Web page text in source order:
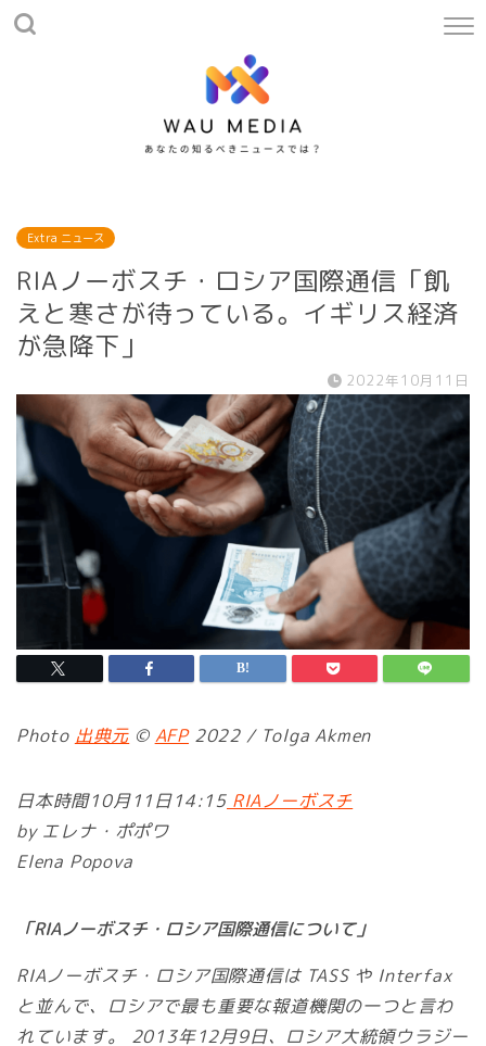
Extra ニュース
RIAノーボスチ・ロシア国際通信「飢
えと寒さが待っている。イギリス経済
が急降下」
2022年10月11日
Photo 出典元 © AFP2022 / Tolga Akmen
日本時間10月11日14:15 RIAノーボスチ
by エレナ・ポポワ
Elena Popova
「RIAノーボスチ・ロシア国際通信について」
RIAノーボスチ・ロシア国際通信は TASS や Interfax
と並んで、ロシアで最も重要な報道機関の一つと言わ
れています。 2013年12月9日、ロシア大統領ウラジー